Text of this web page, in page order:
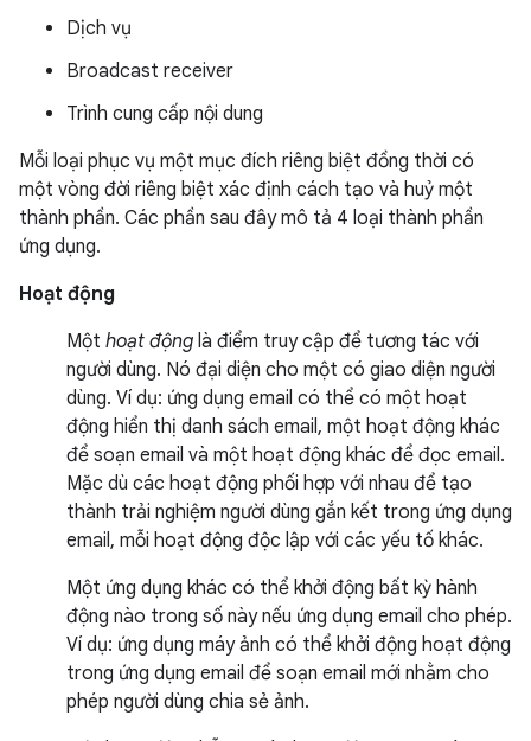
Dịch vụ
Broadcast receiver
Trình cung cấp nội dung
Mỗi loại phục vụ một mục đích riêng biệt đồng thời có
một vòng đời riêng biệt xác định cách tạo và huỷ một
thành phần. Các phần sau đây mô tả 4 loại thành phần
ứng dụng.
Hoạt động
Một hoạt động là điểm truy cập để tương tác với
người dùng. Nó đại diện cho một có giao diện người
dùng. Ví dụ: ứng dụng email có thể có một hoạt
động hiển thị danh sách email, một hoạt động khác
để soạn email và một hoạt động khác để đọc email.
Mặc dù các hoạt động phối hợp với nhau để tạo
thành trải nghiệm người dùng gắn kết trong ứng dụng
email, mỗi hoạt động độc lập với các yếu tố khác.
Một ứng dụng khác có thể khởi động bất kỳ hành
động nào trong số này nếu ứng dụng email cho phép.
Ví dụ: ứng dụng máy ảnh có thể khởi động hoạt động
trong ứng dụng email để soạn email mới nhằm cho
phép người dùng chia sẻ ảnh.